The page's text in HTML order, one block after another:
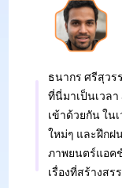
ธนากร ศรีสุวร
ที่นี่มาเป็นเวล
เข้าด้วยกัน ใน
ใหม่ๆ และฝึกฝ
ภาพยนตร์แอค
เรื่องที่สร้างส